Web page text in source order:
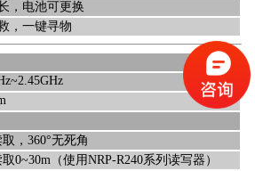
，电池可更换
，一键寻物
，360°无死角
0~30m（使用NRP-R240系列读写器）